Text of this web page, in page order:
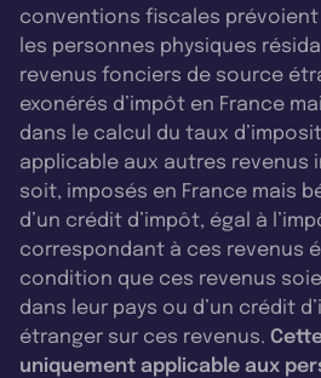
conventions fiscales
les personnes physiques
revenus fonciers de source
exonérés d’impôt en France
dans le calcul du taux
applicable aux autres revenus
soit, imposés en France mais
d’un crédit d’impôt, égal à
correspondant à ces revenus
condition que ces revenus
dans leur pays ou d’un crédit
étranger sur ces revenus.
uniquement applicable aux